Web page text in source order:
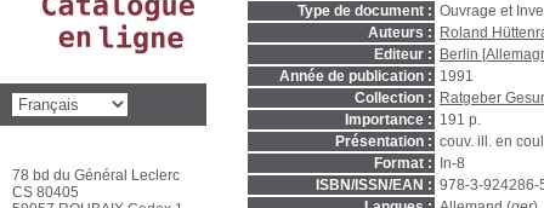
Type de document : Ouvrage et
Auteurs :
Roland
Editeur :
Berlin
Année de publication : 1991
Collection :
Ratgeber
Importance : 191 p.
Présentation : couv. ill. en
Format :
In-8
ISBN/ISSN/EAN : 978-3-924286-
78 bd du Général Leclerc
CS 80405